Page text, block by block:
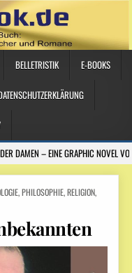
BELLETRISTIK E-BOOKS
DAMEN – EINE GRAPHIC NOVEL
,PHILOSOPHIE,RELIGION,